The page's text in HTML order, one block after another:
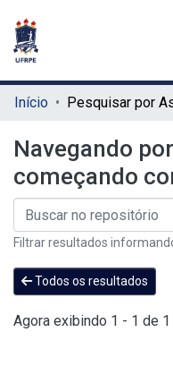
Início Pesquisar por
Navegando
começando
Filtrar resultados
Todos os resultados
Agora exibindo 1 - 1 de 1